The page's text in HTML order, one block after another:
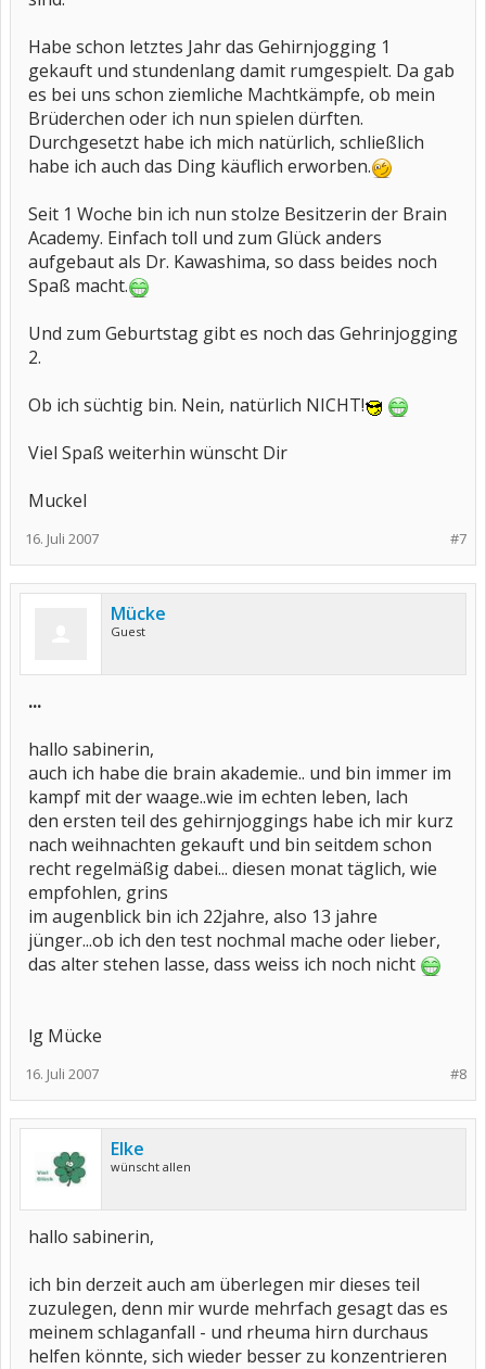
Habe schon letztes Jahr das Gehirnjogging 1
gekauft und stundenlang damit rumgespielt. Da gab
es bei uns schon ziemliche Machtkämpfe, ob mein
Brüderchen oder ich nun spielen dürften.
Durchgesetzt habe ich mich natürlich, schließlich
habe ich auch das Ding käuflich erworben.
Seit 1 Woche bin ich nun stolze Besitzerin der Brain
Academy. Einfach toll und zum Glück anders
aufgebaut als Dr. Kawashima, so dass beides noch
Spaß macht.
Und zum Geburtstag gibt es noch das Gehrinjogging
2.
Ob ich süchtig bin. Nein, natürlich NICHT!
Viel Spaß weiterhin wünscht Dir
Muckel
#7
16. Juli 2007
Mücke
Guest
...
hallo sabinerin,
auch ich habe die brain akademie.. und bin immer im
kampf mit der waage..wie im echten leben, lach
den ersten teil des gehirnjoggings habe ich mir kurz
nach weihnachten gekauft und bin seitdem schon
recht regelmäßig dabei... diesen monat täglich, wie
empfohlen, grins
im augenblick bin ich 22jahre, also 13 jahre
jünger...ob ich den test nochmal mache oder lieber,
das alter stehen lasse, dass weiss ich noch nicht
lg Mücke
#8
16. Juli 2007
Elke
wünscht allen
hallo sabinerin,
ich bin derzeit auch am überlegen mir dieses teil
zuzulegen, denn mir wurde mehrfach gesagt das es
meinem schlaganfall - und rheuma hirn durchaus
helfen könnte, sich wieder besser zu konzentrieren